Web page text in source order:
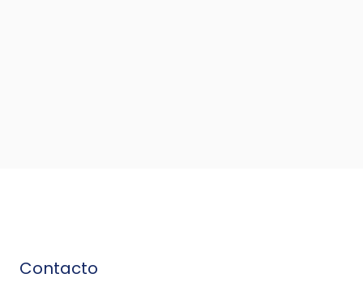
Contacto